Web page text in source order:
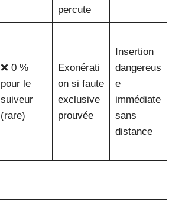
percute
❌ 0 %
pour le
suiveur
(rare)
Exonérati
on si faute
exclusive
prouvée
Insertion
dangereus
e
immédiate
sans
distance